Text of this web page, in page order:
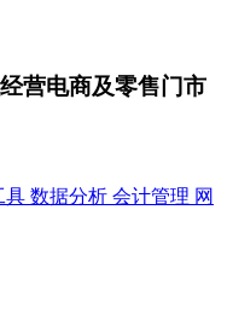
营电商及零售门市
具 数据分析 会计管理 网